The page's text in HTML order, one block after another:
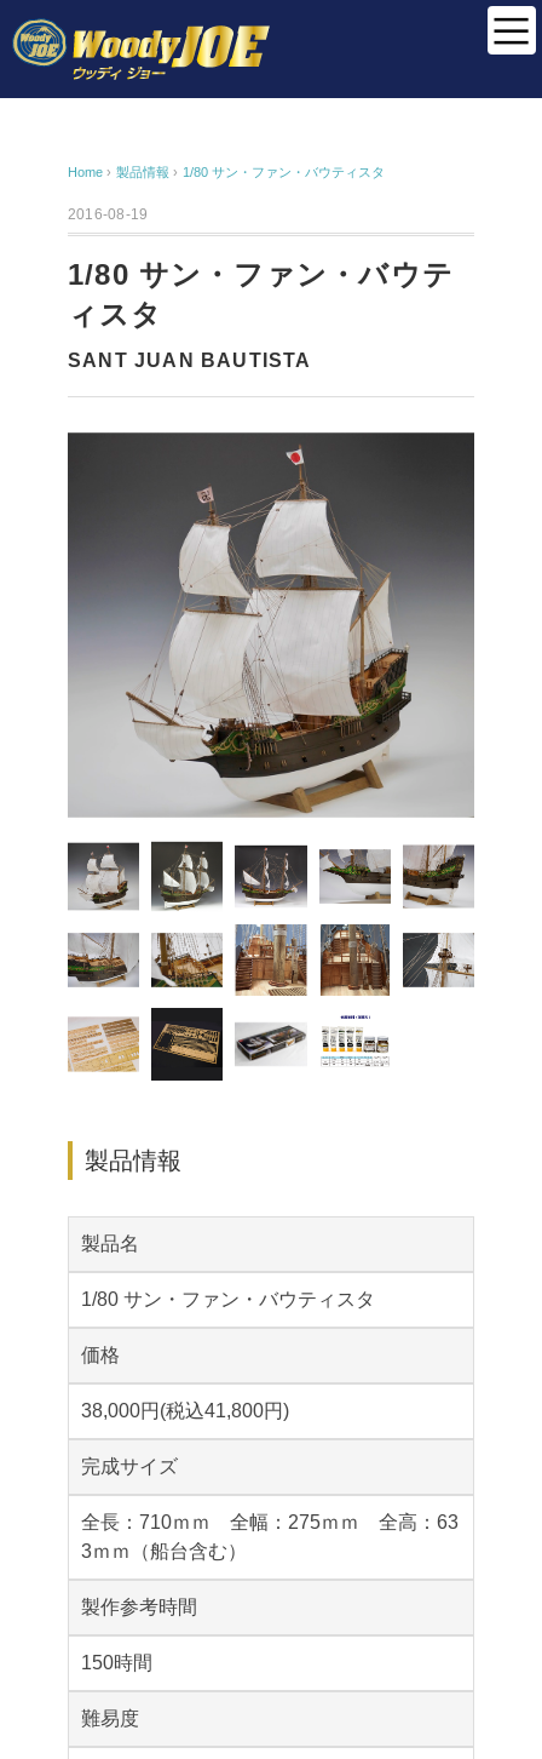
Home › 製品情報 › 1/80 サン・ファン・バウティスタ
2016-08-19
1/80 サン・ファン・バウテ
ィスタ
SANT JUAN BAUTISTA
製品情報
製品名
1/80 サン・ファン・バウティスタ
価格
38,000円(税込41,800円)
完成サイズ
全長：710ｍｍ 全幅：275ｍｍ 全高：63
3ｍｍ（船台含む）
製作参考時間
150時間
難易度